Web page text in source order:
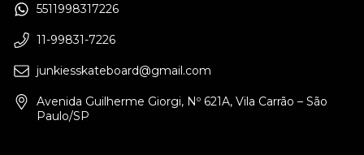
5511998317226
11-99831-7226
junkiesskateboard@gmail.com
Avenida Guilherme Giorgi, Nº 621A, Vila Carrão – São
Paulo/SP